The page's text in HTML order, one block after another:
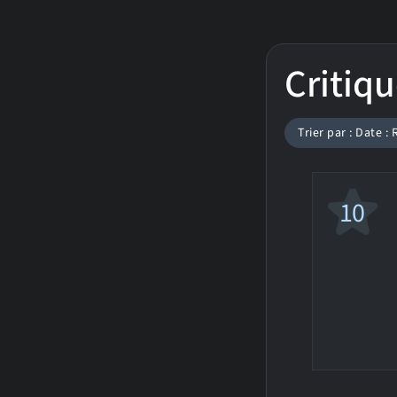
Trier par : Date :
10